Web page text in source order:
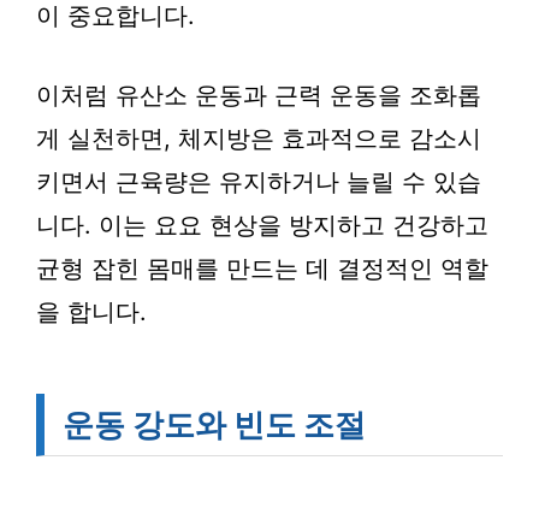
이 중요합니다.
이처럼 유산소 운동과 근력 운동을 조화롭
게 실천하면, 체지방은 효과적으로 감소시
키면서 근육량은 유지하거나 늘릴 수 있습
니다. 이는 요요 현상을 방지하고 건강하고
균형 잡힌 몸매를 만드는 데 결정적인 역할
을 합니다.
운동 강도와 빈도 조절